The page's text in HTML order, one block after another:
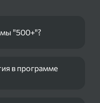
"500+"?
в программе